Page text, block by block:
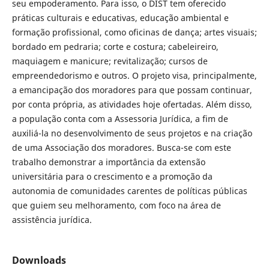
seu empoderamento. Para isso, o DIST tem oferecido
práticas culturais e educativas, educação ambiental e
formação profissional, como oficinas de dança; artes visuais;
bordado em pedraria; corte e costura; cabeleireiro,
maquiagem e manicure; revitalização; cursos de
empreendedorismo e outros. O projeto visa, principalmente,
a emancipação dos moradores para que possam continuar,
por conta própria, as atividades hoje ofertadas. Além disso,
a população conta com a Assessoria Jurídica, a fim de
auxiliá-la no desenvolvimento de seus projetos e na criação
de uma Associação dos moradores. Busca-se com este
trabalho demonstrar a importância da extensão
universitária para o crescimento e a promoção da
autonomia de comunidades carentes de políticas públicas
que guiem seu melhoramento, com foco na área de
assistência jurídica.
Downloads